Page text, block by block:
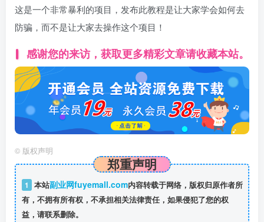
这是一个非常暴利的项目，发布此教程是让大家学会如何去
防骗，而不是让大家去操作这个项目！
感谢您的来访，获取更多精彩文章请收藏本站。
© 版权声明
郑重声明
1 本站副业网fuyemall.com内容转载于网络，版权归原作者所
有，不拥有所有权，不承担相关法律责任，如果侵犯了您的权
益，请联系删除。